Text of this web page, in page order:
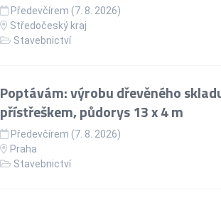
Předevčírem (7. 8. 2026)
Středočeský kraj
Stavebnictví
Poptávám: výrobu dřevěného
přístřeškem, půdorys 13 x 4 m
Předevčírem (7. 8. 2026)
Praha
Stavebnictví